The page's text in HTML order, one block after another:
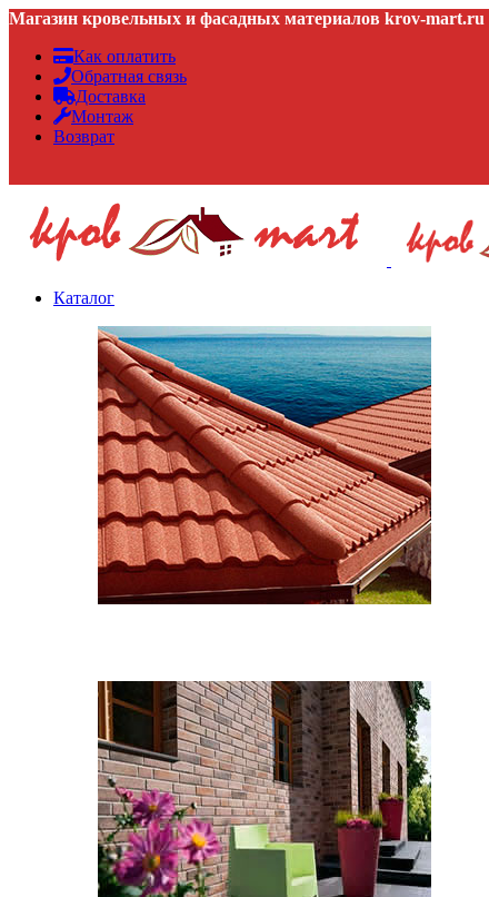
Магазин кровельных и фасадных материалов krov-mart.ru
Как оплатить
Обратная связь
Доставка
Монтаж
Возврат
Каталог